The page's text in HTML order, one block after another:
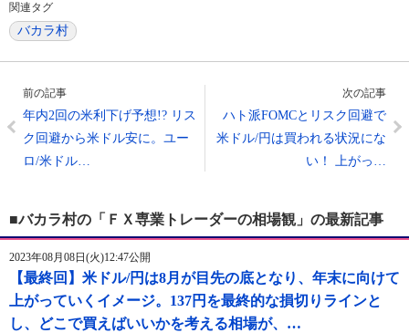
関連タグ
バカラ村
前の記事
年内2回の米利下げ予想!? リス
ク回避から米ドル安に。ユー
ロ/米ドル…
次の記事
ハト派FOMCとリスク回避で
米ドル/円は買われる状況にな
い！ 上がっ…
■バカラ村の「ＦＸ専業トレーダーの相場観」の最新記事
2023年08月08日(火)12:47公開
【最終回】米ドル/円は8月が目先の底となり、年末に向けて
上がっていくイメージ。137円を最終的な損切りラインと
し、どこで買えばいいかを考える相場が、…